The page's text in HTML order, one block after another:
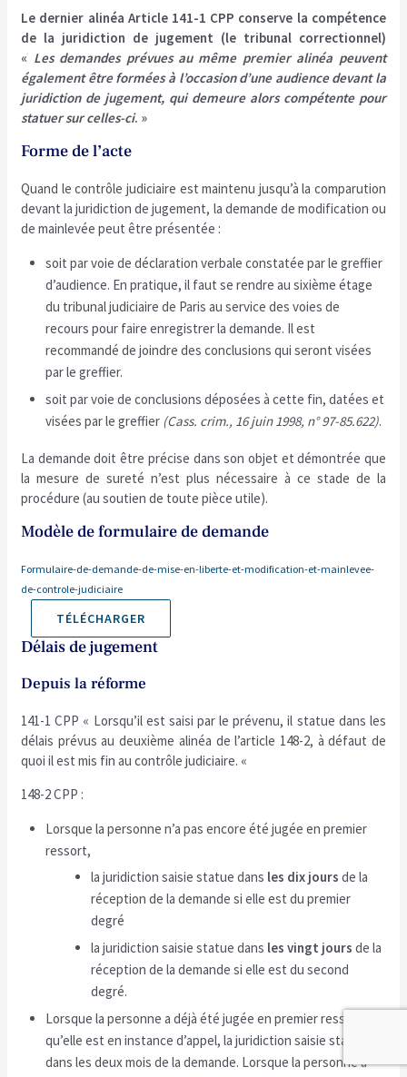
Le dernier alinéa Article 141-1 CPP conserve la compétence
de la juridiction de jugement (le tribunal correctionnel)
« Les demandes prévues au même premier alinéa peuvent
également être formées à l’occasion d’une audience devant la
juridiction de jugement, qui demeure alors compétente pour
statuer sur celles-ci. »
Forme de l’acte
Quand le contrôle judiciaire est maintenu jusqu’à la comparution
devant la juridiction de jugement, la demande de modification ou
de mainlevée peut être présentée :
soit par voie de déclaration verbale constatée par le greffier
d’audience. En pratique, il faut se rendre au sixième étage
du tribunal judiciaire de Paris au service des voies de
recours pour faire enregistrer la demande. Il est
recommandé de joindre des conclusions qui seront visées
par le greffier.
soit par voie de conclusions déposées à cette fin, datées et
visées par le greffier (Cass. crim., 16 juin 1998, n° 97-85.622).
La demande doit être précise dans son objet et démontrée que
la mesure de sureté n’est plus nécessaire à ce stade de la
procédure (au soutien de toute pièce utile).
Modèle de formulaire de demande
Formulaire-de-demande-de-mise-en-liberte-et-modification-et-mainlevee-
de-controle-judiciaire
TÉLÉCHARGER
Délais de jugement
Depuis la réforme
141-1 CPP « Lorsqu’il est saisi par le prévenu, il statue dans les
délais prévus au deuxième alinéa de l’article 148-2, à défaut de
quoi il est mis fin au contrôle judiciaire. «
148-2 CPP :
Lorsque la personne n’a pas encore été jugée en premier
ressort,
la juridiction saisie statue dans les dix jours de la
réception de la demande si elle est du premier
degré
la juridiction saisie statue dans les vingt jours de la
réception de la demande si elle est du second
degré.
Lorsque la personne a déjà été jugée en premier ressort et
qu’elle est en instance d’appel, la juridiction saisie statue
dans les deux mois de la demande. Lorsque la personne a